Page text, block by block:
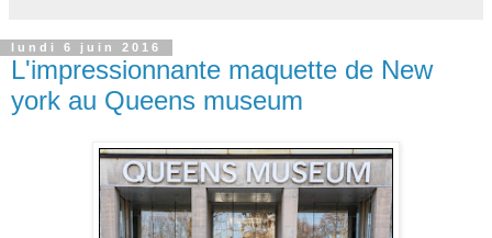
lundi 6 juin 2016
L'impressionnante maquette de New
york au Queens museum